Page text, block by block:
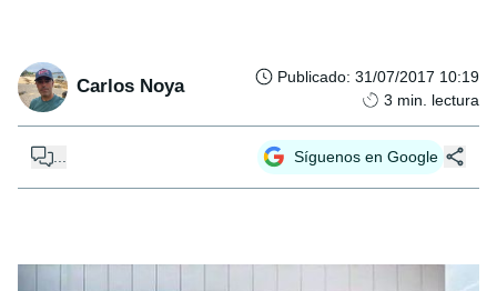
Carlos Noya Publicado: 31/07/2017 10:19
3 min. lectura
Síguenos en Google